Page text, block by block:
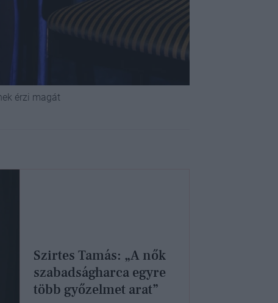
érzi magát
Szirtes Tamás: „A nők
szabadságharca egyre
több győzelmet arat”